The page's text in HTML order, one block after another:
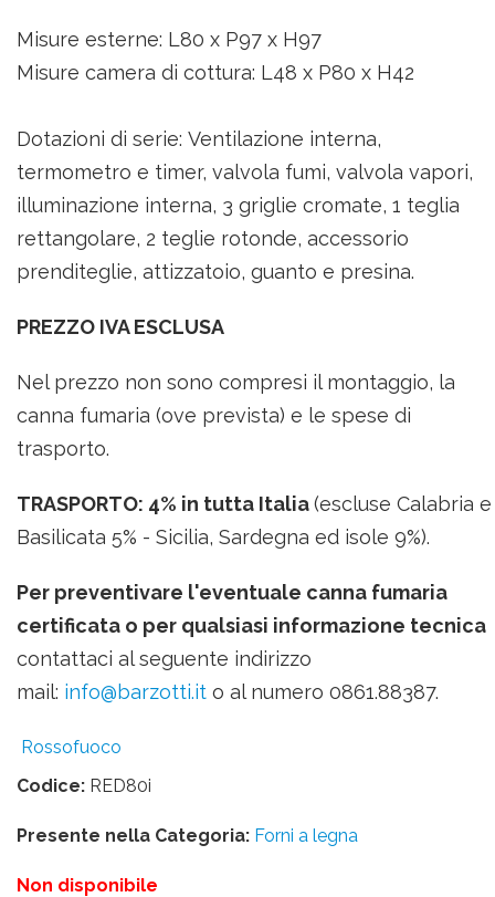
Misure esterne: L80 x P97 x H97
Misure camera di cottura: L48 x P80 x H42
Dotazioni di serie: Ventilazione interna,
termometro e timer, valvola fumi, valvola vapori,
illuminazione interna, 3 griglie cromate, 1 teglia
rettangolare, 2 teglie rotonde, accessorio
prenditeglie, attizzatoio, guanto e presina.
PREZZO IVA ESCLUSA
Nel prezzo non sono compresi il montaggio, la
canna fumaria (ove prevista) e le spese di
trasporto.
TRASPORTO: 4% in tutta Italia(escluse Calabria e
Basilicata 5% - Sicilia, Sardegna ed isole 9%).
Per preventivare l'eventuale canna fumaria
certificata o per qualsiasi informazione tecnica
contattaci al seguente indirizzo
mail: info@barzotti.it o al numero 0861.88387.
Rossofuoco
Codice: RED80i
Presente nella Categoria: Forni a legna
Non disponibile